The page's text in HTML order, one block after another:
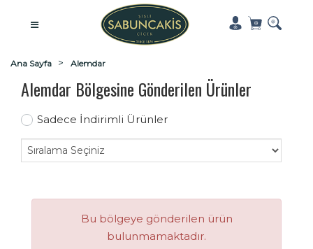
Ana Sayfa Alemdar
Alemdar Bölgesine Gönderilen Ürünler
Sadece İndirimli Ürünler
Bu bölgeye gönderilen ürün
bulunmamaktadır.